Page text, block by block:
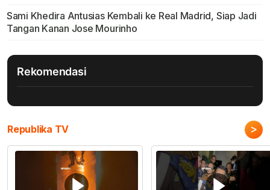
Sami Khedira Antusias Kembali ke Real Madrid, Siap Jadi
Tangan Kanan Jose Mourinho
Rekomendasi
Republika TV >